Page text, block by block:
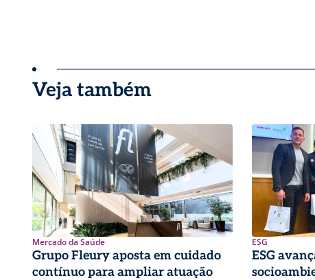
Veja também
Mercado da Saúde
Grupo Fleury aposta em cuidado
contínuo para ampliar atuação
ESG
ESG